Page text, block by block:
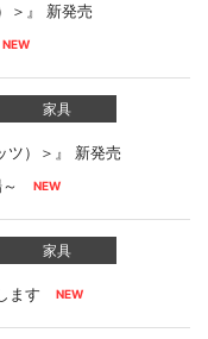
＞』 新発売
家具
ツ）＞』 新発売
家具
ます